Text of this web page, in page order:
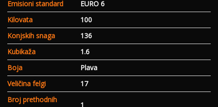
Emisioni standard
EURO 6
Kilovata
100
Konjskih snaga
136
Kubikaža
1.6
Boja
Plava
Veličina felgi
17
Broj prethodnih
1